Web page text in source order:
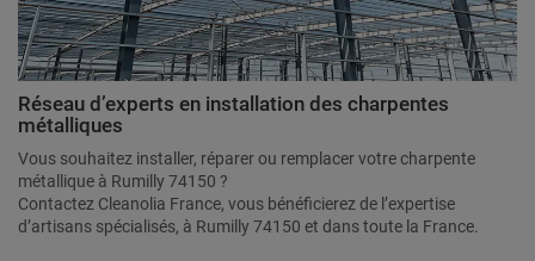
Réseau d’experts en installation des charpentes
métalliques
Vous souhaitez installer, réparer ou remplacer votre charpente
métallique à Rumilly 74150 ?
Contactez Cleanolia France, vous bénéficierez de l’expertise
d’artisans spécialisés, à Rumilly 74150 et dans toute la France.